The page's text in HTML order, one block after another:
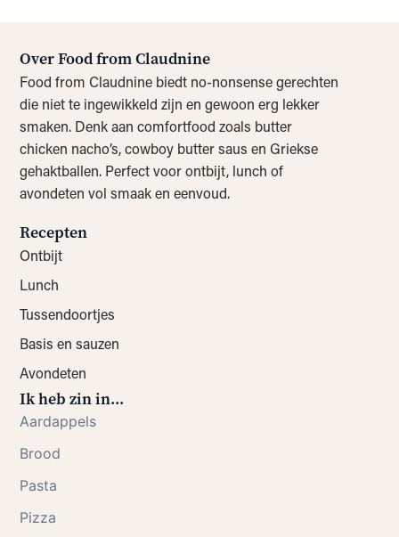
Over Food from Claudnine
Food from Claudnine biedt no-nonsense gerechten
die niet te ingewikkeld zijn en gewoon erg lekker
smaken. Denk aan comfortfood zoals butter
chicken nacho’s, cowboy butter saus en Griekse
gehaktballen. Perfect voor ontbijt, lunch of
avondeten vol smaak en eenvoud.
Recepten
Ontbijt
Lunch
Tussendoortjes
Basis en sauzen
Avondeten
Ik heb zin in...
Aardappels
Brood
Pasta
Pizza